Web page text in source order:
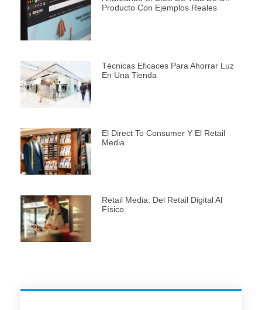
Producto Con Ejemplos Reales
Técnicas Eficaces Para Ahorrar Luz
En Una Tienda
El Direct To Consumer Y El Retail
Media
Retail Media: Del Retail Digital Al
Físico